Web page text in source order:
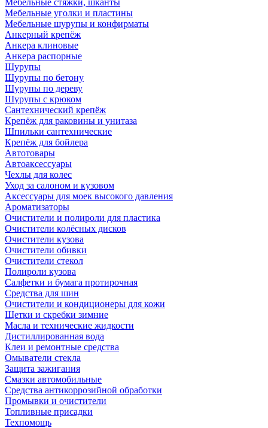
Мебельные стяжки, шканты
Мебельные уголки и пластины
Мебельные шурупы и конфирматы
Анкерный крепёж
Анкера клиновые
Анкера распорные
Шурупы
Шурупы по бетону
Шурупы по дереву
Шурупы с крюком
Сантехнический крепёж
Крепёж для раковины и унитаза
Шпильки сантехнические
Крепёж для бойлера
Автотовары
Автоаксессуары
Чехлы для колес
Уход за салоном и кузовом
Аксессуары для моек высокого давления
Ароматизаторы
Очистители и полироли для пластика
Очистители колёсных дисков
Очистители кузова
Очистители обивки
Очистители стекол
Полироли кузова
Салфетки и бумага протирочная
Средства для шин
Очистители и кондиционеры для кожи
Щетки и скребки зимние
Масла и технические жидкости
Дистиллированная вода
Клеи и ремонтные средства
Омыватели стекла
Защита зажигания
Смазки автомобильные
Средства антикоррозийной обработки
Промывки и очистители
Топливные присадки
Техпомощь